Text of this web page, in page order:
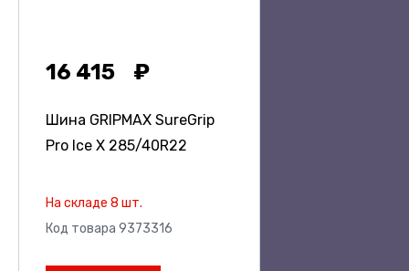
16 415
Шина GRIPMAX SureGrip
Pro Ice X 285/40R22
На складе 8 шт.
Код товара 9373316